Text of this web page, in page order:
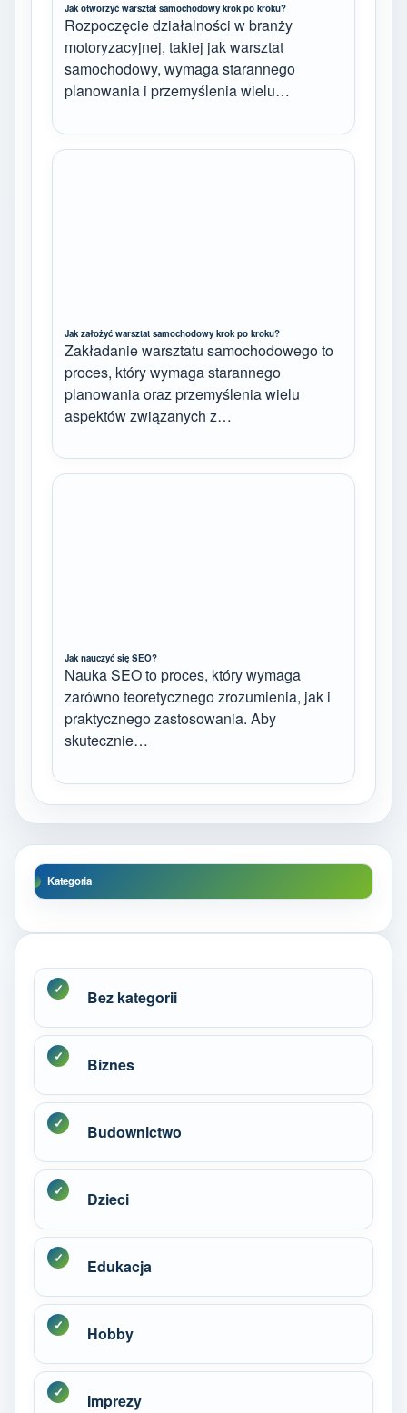
Jak otworzyć warsztat samochodowy krok po kroku?
Rozpoczęcie działalności w branży
motoryzacyjnej, takiej jak warsztat
samochodowy, wymaga starannego
planowania i przemyślenia wielu…
Jak założyć warsztat samochodowy krok po kroku?
Zakładanie warsztatu samochodowego to
proces, który wymaga starannego
planowania oraz przemyślenia wielu
aspektów związanych z…
Jak nauczyć się SEO?
Nauka SEO to proces, który wymaga
zarówno teoretycznego zrozumienia, jak i
praktycznego zastosowania. Aby
skutecznie…
Kategoria
Bez kategorii
Biznes
Budownictwo
Dzieci
Edukacja
Hobby
Imprezy